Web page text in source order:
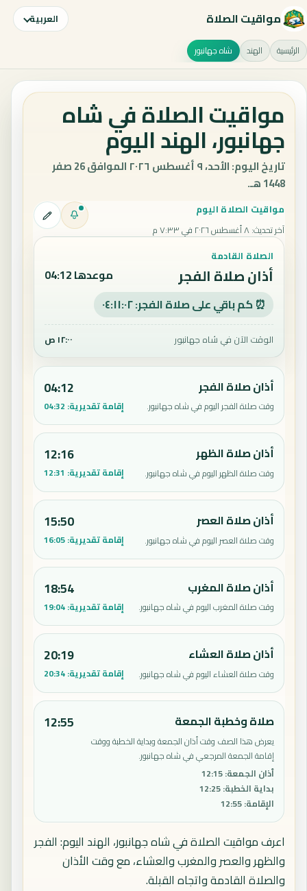
مواقيت الصلاة العربية
الرئيسية الهند شاه جهانبور
مواقيت الصلاة في شاه
جهانبور، الهند اليوم
تاريخ اليوم: الأحد، ٩ أغسطس ٢٠٢٦ الموافق 26 صفر
1448 هـ.
مواقيت الصلاة اليوم
آخر تحديث:٨ أغسطس ٢٠٢٦ في ٧:٣٣ م
الصلاة القادمة
أذان صلاة الفجر موعدها 04:12
⏰ كم باقي على صلاة الفجر: ٠٤:١١:٠١
الوقت الآن في شاه جهانبور ١٢:٠٠ ص
أذان صلاة الفجر
وقت صلاة الفجر اليوم في شاه جهانبور.
04:12
إقامة تقديرية: 04:32
أذان صلاة الظهر
وقت صلاة الظهر اليوم في شاه جهانبور.
12:16
إقامة تقديرية: 12:31
أذان صلاة العصر
وقت صلاة العصر اليوم في شاه جهانبور.
15:50
إقامة تقديرية:16:05
أذان صلاة المغرب
وقت صلاة المغرب اليوم في شاه جهانبور.
18:54
إقامة تقديرية:19:04
أذان صلاة العشاء
وقت صلاة العشاء اليوم في شاه جهانبور.
20:19
إقامة تقديرية:20:34
صلاة وخطبة الجمعة
يعرض هذا الصف وقت أذان الجمعة وبداية الخطبة ووقت
إقامة الجمعة المرجعي في شاه جهانبور.
أذان الجمعة:
12:15
بداية الخطبة:
12:25
الإقامة:
12:55
12:55
اعرف مواقيت الصلاة في شاه جهانبور، الهند اليوم: الفجر
والظهر والعصر والمغرب والعشاء، مع وقت الأذان
والصلاة القادمة واتجاه القبلة.